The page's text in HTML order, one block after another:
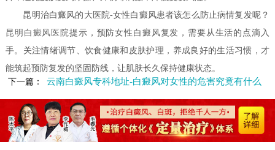
昆明治白癜风的大医院-女性白癜风患者该怎么防止病情复发呢？
昆明白癜风医院提示，预防女性白癜风复发，需要从生活的点滴入
手。关注情绪调节、饮食健康和皮肤护理，养成良好的生活习惯，才
能筑起预防复发的坚固防线，让肌肤长久保持健康状态。
下一篇：
云南白癜风专科地址-白癜风对女性的危害究竟有什么